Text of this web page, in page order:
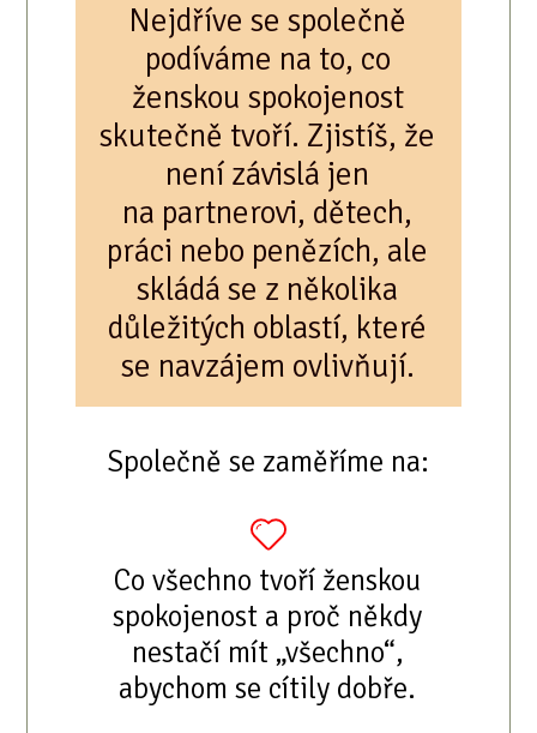
Nejdříve se společně
podíváme na to, co
ženskou spokojenost
skutečně tvoří. Zjistíš, že
není závislá jen
na partnerovi, dětech,
práci nebo penězích, ale
skládá se z několika
důležitých oblastí, které
se navzájem ovlivňují.
Společně se zaměříme na:
Co všechno tvoří ženskou
spokojenost a proč někdy
nestačí mít „všechno“,
abychom se cítily dobře.